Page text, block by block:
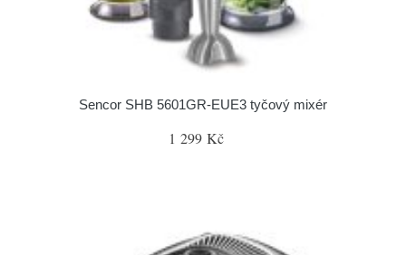
Sencor SHB 5601GR-EUE3 tyčový mixér
1 299 Kč